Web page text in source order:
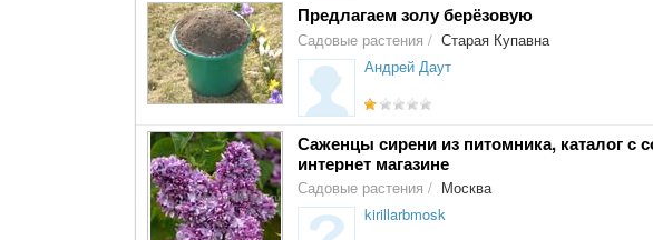
Предлагаем золу берёзовую
Садовые растения / Старая Купавна
Андрей Даут
Саженцы сирени из питомника, каталог с
интернет магазине
Садовые растения / Москва
kirillarbmosk